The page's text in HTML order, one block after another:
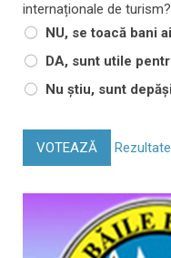
internaționale de turism?
NU, se toacă bani
DA, sunt utile
Nu știu, sunt
VOTEAZĂ